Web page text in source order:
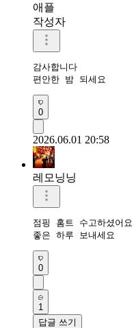
애플
작성자
감사합니다
편안한 밤 되세요
0
2026.06.01 20:58
레모닝닝
점핑 홈트 수고하셨어요
좋은 하루 보내세요
0
1
답글 쓰기